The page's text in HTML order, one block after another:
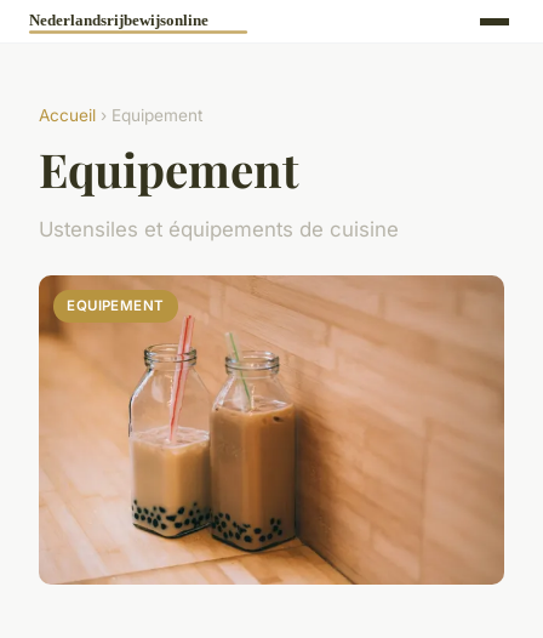
Accueil › Equipement
Equipement
Ustensiles et équipements de cuisine
EQUIPEMENT